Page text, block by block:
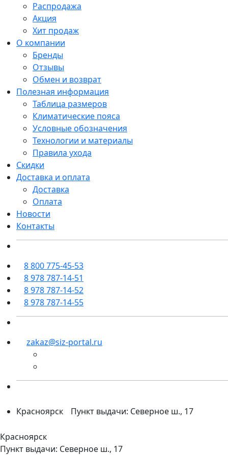
Распродажа
Акция
Хит продаж
О компании
Бренды
Отзывы
Обмен и возврат
Полезная информация
Таблица размеров
Климатические пояса
Условные обозначения
Технологии и материалы
Правила ухода
Скидки
Доставка и оплата
Доставка
Оплата
Новости
Контакты
8 800 775-45-53
8 978 787-14-51
8 978 787-14-52
8 978 787-14-55
zakaz@siz-portal.ru
Красноярск Пункт выдачи: Северное ш., 17
Красноярск
Пункт выдачи: Северное ш., 17